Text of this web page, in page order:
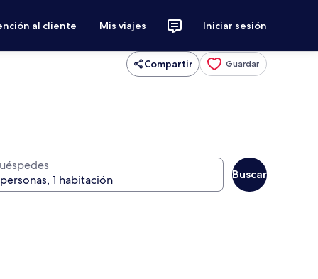
al cliente Mis viajes Iniciar sesión
Compartir Guardar
Buscar